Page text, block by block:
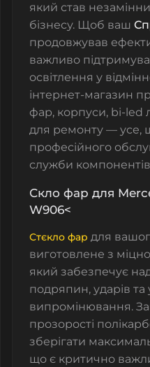
який став
бізнесу. Щоб ваш
продовжував
важливо
освітлення у
інтернет-магазин
фар, корпуси, bi-led
для ремонту — усе,
професійного
служби
Скло фар для
W906<
Стєкло фар для
виготовлене з
який забезпечує
подряпин, ударів та
випромінювання.
прозорості
зберігати
що є критично